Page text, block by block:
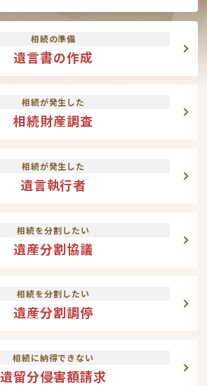
相続の準備
遺言書の作成
相続が発生した
相続財産調査
相続が発生した
遺言執行者
相続を分割したい
遺産分割協議
相続を分割したい
遺産分割調停
相続に納得できない
遺留分侵害額請求